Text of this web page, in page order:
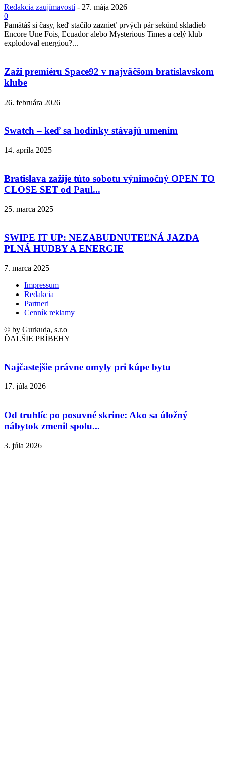
Redakcia zaujímavostí - 27. mája 2026
0
Pamätáš si časy, keď stačilo zaznieť prvých pár sekúnd skladieb
Encore Une Fois, Ecuador alebo Mysterious Times a celý klub
explodoval energiou?...
Zaži premiéru Space92 v najväčšom bratislavskom
klube
26. februára 2026
Swatch – keď sa hodinky stávajú umením
14. apríla 2025
Bratislava zažije túto sobotu výnimočný OPEN TO
CLOSE SET od Paul...
25. marca 2025
SWIPE IT UP: NEZABUDNUTEĽNÁ JAZDA
PLNÁ HUDBY A ENERGIE
7. marca 2025
Impressum
Redakcia
Partneri
Cenník reklamy
© by Gurkuda, s.r.o
ĎALŠIE PRÍBEHY
Najčastejšie právne omyly pri kúpe bytu
17. júla 2026
Od truhlíc po posuvné skrine: Ako sa úložný
nábytok zmenil spolu...
3. júla 2026